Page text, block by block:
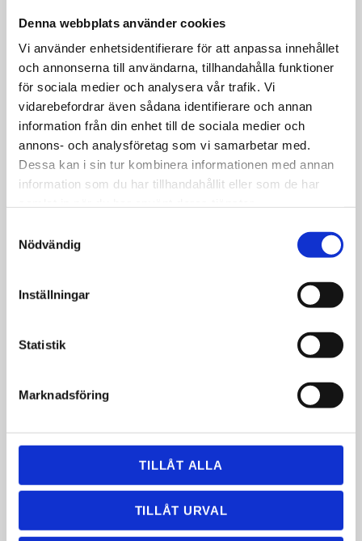
Denna webbplats använder cookies
Vi använder enhetsidentifierare för att anpassa innehållet
och annonserna till användarna, tillhandahålla funktioner
för sociala medier och analysera vår trafik. Vi
vidarebefordrar även sådana identifierare och annan
information från din enhet till de sociala medier och
annons- och analysföretag som vi samarbetar med.
Dessa kan i sin tur kombinera informationen med annan
information som du har tillhandahållit eller som de har
Nödvändig
Inställningar
Statistik
Marknadsföring
TILLÅT ALLA
TILLÅT URVAL
bacteria reduce sludge and hydrocarbons in the separator.
Smell/ odor from, in around the hydrocarbon separator and in
recycling water, disappear in the degrading process.
Omtale
Du
Relaterte produkter
Bacteria for all types of sewage
POPULÄR
Et tilsetningsmiddel for å forbedre
ulike typer av avløpssystem ved